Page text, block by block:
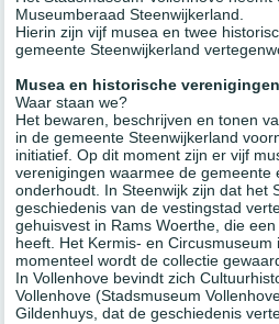
Museumberaad Steenwijkerland.
Hierin zijn vijf musea en twee
gemeente Steenwijkerland
Musea en historische verenigingen
Waar staan we?
Het bewaren, beschrijven en tonen
in de gemeente Steenwijkerland
initiatief. Op dit moment zijn er vijf
verenigingen waarmee de gemeente
onderhoudt. In Steenwijk zijn dat het
geschiedenis van de vestingstad
gehuisvest in Rams Woerthe, die
heeft. Het Kermis- en Circusmuseum
momenteel wordt de collectie
In Vollenhove bevindt zich
Vollenhove (Stadsmuseum
Gildenhuys, dat de geschiedenis